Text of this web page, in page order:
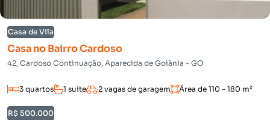
Casa de Vila
Casa no Bairro Cardoso
42, Cardoso Continuação, Aparecida de Goiânia - GO
3 quartos 1 suíte 2 vagas de garagem Área de 110 - 180 m²
R$ 500.000